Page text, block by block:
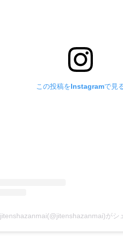
この投稿をInstagramで見
jitenshazanmai(@jitenshazanmai)がシ